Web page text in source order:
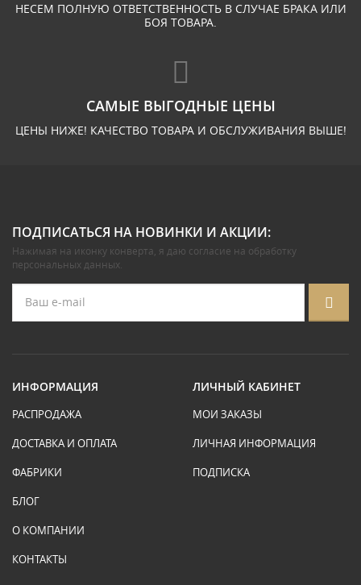
НЕСЕМ ПОЛНУЮ ОТВЕТСТВЕННОСТЬ В СЛУЧАЕ БРАКА ИЛИ
БОЯ ТОВАРА.
САМЫЕ ВЫГОДНЫЕ ЦЕНЫ
ЦЕНЫ НИЖЕ! КАЧЕСТВО ТОВАРА И ОБСЛУЖИВАНИЯ ВЫШЕ!
ПОДПИСАТЬСЯ НА НОВИНКИ И АКЦИИ:
Нажимая на иконку конверта, я даю согласие на обработку
персональных данных.
ИНФОРМАЦИЯ
РАСПРОДАЖА
ДОСТАВКА И ОПЛАТА
ФАБРИКИ
БЛОГ
О КОМПАНИИ
КОНТАКТЫ
ЛИЧНЫЙ КАБИНЕТ
МОИ ЗАКАЗЫ
ЛИЧНАЯ ИНФОРМАЦИЯ
ПОДПИСКА